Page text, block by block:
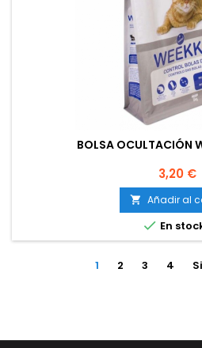
BOLSA OCULTACIÓN
Precio
3,20 €
 Añadir al
 En
1 2 3 4